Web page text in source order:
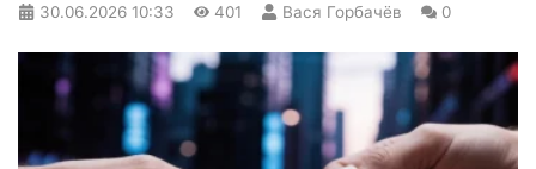
30.06.2026 10:33 401 Вася Горбачёв 0